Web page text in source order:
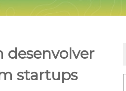
desenvolver
startups